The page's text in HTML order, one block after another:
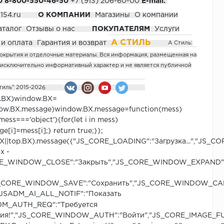
О КОМПАНИИ Магазины О компании
Отзывы о нас ПОКУПАТЕЛЯМ Услуги
оплата Гарантия и возврат А СТИЛЬ А Стиль:
и отделочные материалы. Вся информация, размещенная на
информативный характер и не является публичной
2015-2026